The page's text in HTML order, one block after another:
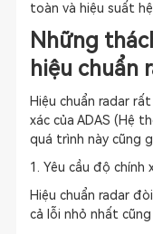
toàn và hiệu suất
Những
hiệu chuẩn
Hiệu chuẩn radar
xác của ADAS (Hệ
quá trình này cũng
1. Yêu cầu độ chính
Hiệu chuẩn radar
cả lỗi nhỏ nhất